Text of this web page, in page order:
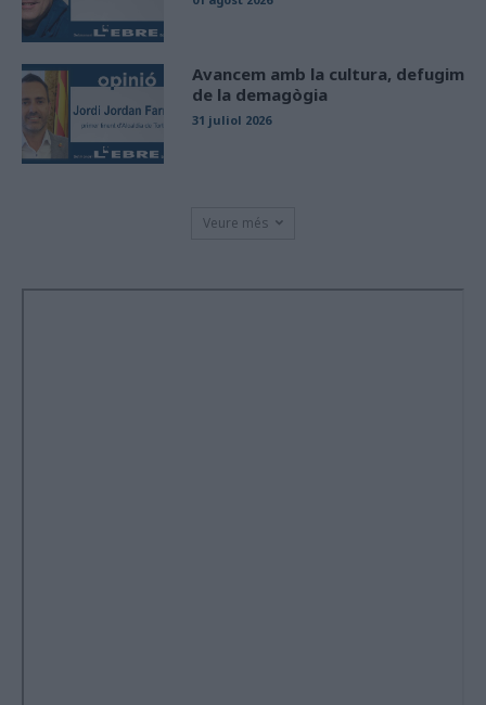
Avancem amb la cultura, defugim
de la demagògia
31 juliol 2026
Veure més